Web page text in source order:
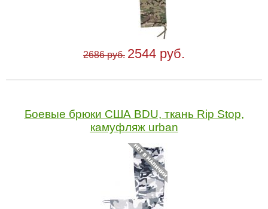
2686 руб. 2544 руб.
Боевые брюки США BDU, ткань Rip Stop,
камуфляж urban